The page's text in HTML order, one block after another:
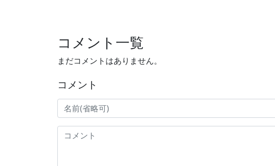
コメント一覧
まだコメントはありません。
コメント